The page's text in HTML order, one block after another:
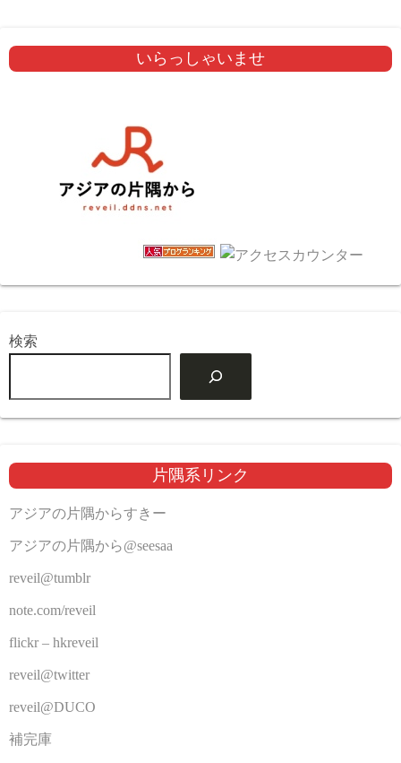
いらっしゃいませ
検索
片隅系リンク
アジアの片隅からすきー
アジアの片隅から@seesaa
reveil@tumblr
note.com/reveil
flickr – hkreveil
reveil@twitter
reveil@DUCO
補完庫